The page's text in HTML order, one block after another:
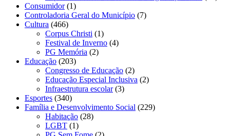
Consumidor(1)
Controladoria Geral do Município (7)
Cultura (466)
Corpus Christi (1)
Festival de Inverno (4)
PG Memória (2)
Educação (203)
Congresso de Educação (2)
Educação Especial Inclusiva (2)
Infraestrutura escolar(3)
Esportes (340)
Família e Desenvolvimento Social (229)
Habitação (28)
LGBT (1)